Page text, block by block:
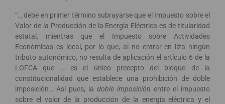
“… debe en primer término subrayarse que el Impuesto sobre el
Valor de la Producción de la Energía Eléctrica es de titularidad
estatal, mientras que el Impuesto sobre Actividades
Económicas es local, por lo que, al no entrar en liza ningún
tributo autonómico, no resulta de aplicación el artículo 6 de la
LOFCA que … es el único precepto del bloque de la
constitucionalidad que establece una prohibición de doble
imposición… Así pues, la doble imposición entre el impuesto
sobre el valor de la producción de la energía eléctrica y el